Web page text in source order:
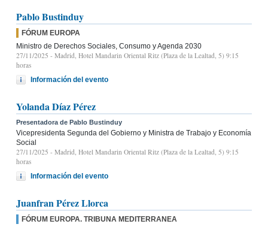
Pablo Bustinduy
FÓRUM EUROPA
Ministro de Derechos Sociales, Consumo y Agenda 2030
27/11/2025 - Madrid, Hotel Mandarin Oriental Ritz (Plaza de la Lealtad, 5) 9:15
horas
Información del evento
Yolanda Díaz Pérez
Presentadora de Pablo Bustinduy
Vicepresidenta Segunda del Gobierno y Ministra de Trabajo y Economía
Social
27/11/2025 - Madrid, Hotel Mandarin Oriental Ritz (Plaza de la Lealtad, 5) 9:15
horas
Información del evento
Juanfran Pérez Llorca
FÓRUM EUROPA. TRIBUNA MEDITERRANEA